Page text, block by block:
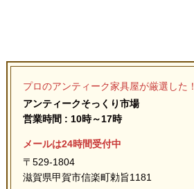
プロのアンティーク家具屋が厳選した！
アンティークそっくり市場
営業時間 : 10時～17時
メールは24時間受付中
〒529-1804
滋賀県甲賀市信楽町勅旨1181